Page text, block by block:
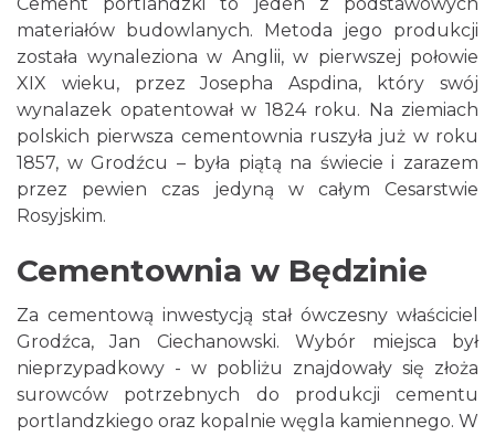
materiałów budowlanych. Metoda jego produkcji
została wynaleziona w Anglii, w pierwszej połowie
XIX wieku, przez Josepha Aspdina, który swój
wynalazek opatentował w 1824 roku. Na ziemiach
polskich pierwsza cementownia ruszyła już w roku
1857, w Grodźcu – była piątą na świecie i zarazem
przez pewien czas jedyną w całym Cesarstwie
Rosyjskim.
Cementownia w Będzinie
Za cementową inwestycją stał ówczesny właściciel
Grodźca, Jan Ciechanowski. Wybór miejsca był
nieprzypadkowy - w pobliżu znajdowały się złoża
surowców potrzebnych do produkcji cementu
portlandzkiego oraz kopalnie węgla kamiennego. W